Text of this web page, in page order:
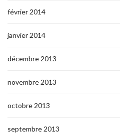
février 2014
janvier 2014
décembre 2013
novembre 2013
octobre 2013
septembre 2013